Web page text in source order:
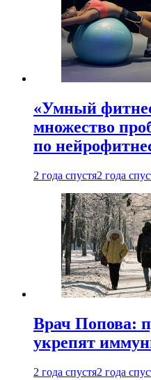
«Умный
множество
по
2 года спустя2 года
Врач Попова:
укрепят
2 года спустя2 года